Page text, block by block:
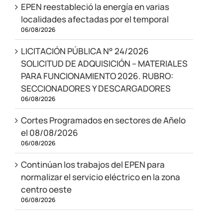
EPEN reestableció la energía en varias
localidades afectadas por el temporal
06/08/2026
LICITACIÓN PÚBLICA N° 24/2026
SOLICITUD DE ADQUISICIÓN – MATERIALES
PARA FUNCIONAMIENTO 2026. RUBRO:
SECCIONADORES Y DESCARGADORES
06/08/2026
Cortes Programados en sectores de Añelo
el 08/08/2026
06/08/2026
Continúan los trabajos del EPEN para
normalizar el servicio eléctrico en la zona
centro oeste
06/08/2026